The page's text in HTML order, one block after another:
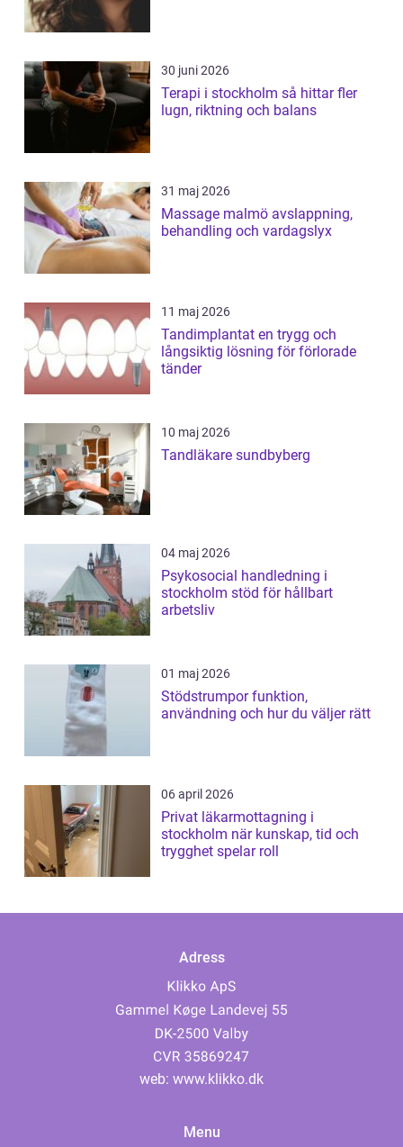
30 juni 2026
Terapi i stockholm så hittar fler
lugn, riktning och balans
31 maj 2026
Massage malmö avslappning,
behandling och vardagslyx
11 maj 2026
Tandimplantat en trygg och
långsiktig lösning för förlorade
tänder
10 maj 2026
Tandläkare sundbyberg
04 maj 2026
Psykosocial handledning i
stockholm stöd för hållbart
arbetsliv
01 maj 2026
Stödstrumpor funktion,
användning och hur du väljer rätt
06 april 2026
Privat läkarmottagning i
stockholm när kunskap, tid och
trygghet spelar roll
Adress
web: www.klikko.dk
Menu